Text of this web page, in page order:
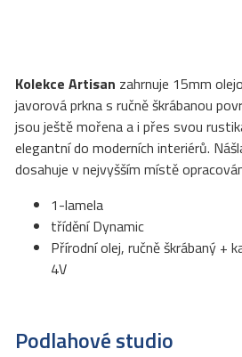
Kolekce Artisan zahrnuje 15mm
javorová prkna s ručně škrábanou
jsou ještě mořena a i přes svou
elegantní do moderních interiérů.
dosahuje v nejvyšším místě
1-lamela
třídění Dynamic
Přírodní olej, ručně škrábaný +
4V
Podlahové studio